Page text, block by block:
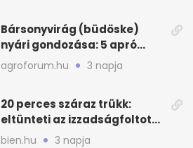
Bársonyvirág (büdöske)
nyári gondozása: 5 apró
lépés a dús virágzásért
agroforum.hu 3 napja
20 perces száraz trükk:
eltünteti az izzadságfoltot
és a szagot a matracról
bien.hu 3 napja